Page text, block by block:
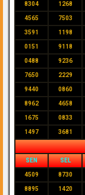
8304 1268
4565 7503
3591 1198
0151 9118
0488 9236
7650 2229
9440 0860
8962 4658
1675 0833
1497 3681
SEN SEL
4509 8730
8895 1420